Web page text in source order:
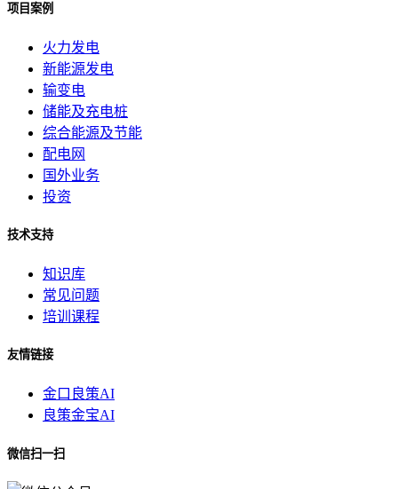
项目案例
火力发电
新能源发电
输变电
储能及充电桩
综合能源及节能
配电网
国外业务
投资
技术支持
知识库
常见问题
培训课程
友情链接
金口良策AI
良策金宝AI
微信扫一扫